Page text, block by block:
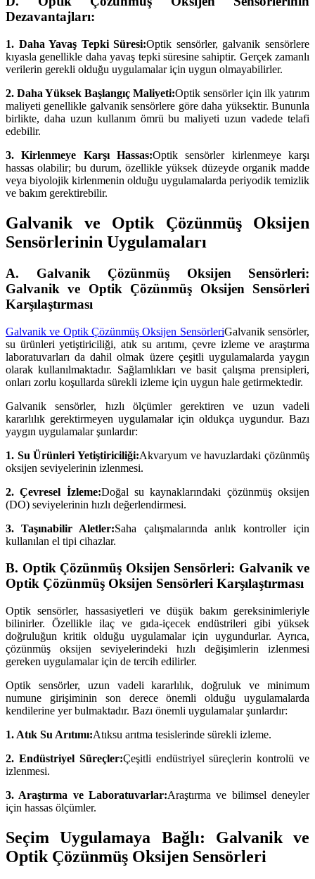
Dezavantajları:
1. Daha Yavaş Tepki Süresi:Optik sensörler, galvanik sensörlere
kıyasla genellikle daha yavaş tepki süresine sahiptir. Gerçek zamanlı
verilerin gerekli olduğu uygulamalar için uygun olmayabilirler.
2. Daha Yüksek Başlangıç ​​Maliyeti:Optik sensörler için ilk yatırım
maliyeti genellikle galvanik sensörlere göre daha yüksektir. Bununla
birlikte, daha uzun kullanım ömrü bu maliyeti uzun vadede telafi
edebilir.
3. Kirlenmeye Karşı Hassas:Optik sensörler kirlenmeye karşı
hassas olabilir; bu durum, özellikle yüksek düzeyde organik madde
veya biyolojik kirlenmenin olduğu uygulamalarda periyodik temizlik
ve bakım gerektirebilir.
Galvanik ve Optik Çözünmüş Oksijen
Sensörlerinin Uygulamaları
A. Galvanik Çözünmüş Oksijen Sensörleri:
Galvanik ve Optik Çözünmüş Oksijen Sensörleri
Karşılaştırması
Galvanik ve Optik Çözünmüş Oksijen SensörleriGalvanik sensörler,
su ürünleri yetiştiriciliği, atık su arıtımı, çevre izleme ve araştırma
laboratuvarları da dahil olmak üzere çeşitli uygulamalarda yaygın
olarak kullanılmaktadır. Sağlamlıkları ve basit çalışma prensipleri,
onları zorlu koşullarda sürekli izleme için uygun hale getirmektedir.
Galvanik sensörler, hızlı ölçümler gerektiren ve uzun vadeli
kararlılık gerektirmeyen uygulamalar için oldukça uygundur. Bazı
yaygın uygulamalar şunlardır:
1. Su Ürünleri Yetiştiriciliği:Akvaryum ve havuzlardaki çözünmüş
oksijen seviyelerinin izlenmesi.
2. Çevresel İzleme:Doğal su kaynaklarındaki çözünmüş oksijen
(DO) seviyelerinin hızlı değerlendirmesi.
3. Taşınabilir Aletler:Saha çalışmalarında anlık kontroller için
kullanılan el tipi cihazlar.
B. Optik Çözünmüş Oksijen Sensörleri: Galvanik ve
Optik Çözünmüş Oksijen Sensörleri Karşılaştırması
Optik sensörler, hassasiyetleri ve düşük bakım gereksinimleriyle
bilinirler. Özellikle ilaç ve gıda-içecek endüstrileri gibi yüksek
doğruluğun kritik olduğu uygulamalar için uygundurlar. Ayrıca,
çözünmüş oksijen seviyelerindeki hızlı değişimlerin izlenmesi
gereken uygulamalar için de tercih edilirler.
Optik sensörler, uzun vadeli kararlılık, doğruluk ve minimum
numune girişiminin son derece önemli olduğu uygulamalarda
kendilerine yer bulmaktadır. Bazı önemli uygulamalar şunlardır:
1. Atık Su Arıtımı:Atıksu arıtma tesislerinde sürekli izleme.
2. Endüstriyel Süreçler:Çeşitli endüstriyel süreçlerin kontrolü ve
izlenmesi.
3. Araştırma ve Laboratuvarlar:Araştırma ve bilimsel deneyler
için hassas ölçümler.
Seçim Uygulamaya Bağlı: Galvanik ve
Optik Çözünmüş Oksijen Sensörleri